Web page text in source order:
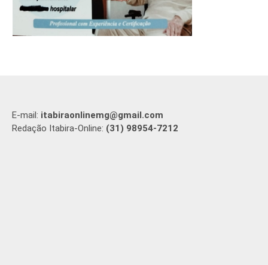
E-mail: itabiraonlinemg@gmail.com
Redação Itabira-Online: (31) 98954-7212